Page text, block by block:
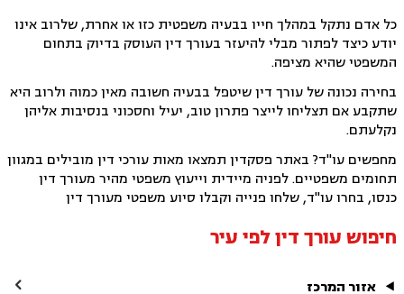
כל אדם נתקל במהלך חייו בבעיה משפטית כזו או אחרת, שלרוב אינו
יודע כיצד לפתור מבלי להיעזר בעורך דין העוסק בדיוק בתחום
המשפטי שהיא מציפה.
בחירה נכונה של עורך דין שיטפל בבעיה חשובה מאין כמוה ולרוב היא
שתקבע אם תצליחו לייצר פתרון טוב, יעיל וחסכוני בנסיבות אליהן
נקלעתם.
מחפשים עו"ד? באתר פסקדין תמצאו מאות עורכי דין מובילים במגוון
תחומים משפטיים. לפניה מיידית וייעוץ משפטי מהיר מעורך דין
כנסו, בחרו עו"ד, שלחו פנייה וקבלו סיוע משפטי מעורך דין
חיפוש עורך דין לפי עיר
אזור המרכז 